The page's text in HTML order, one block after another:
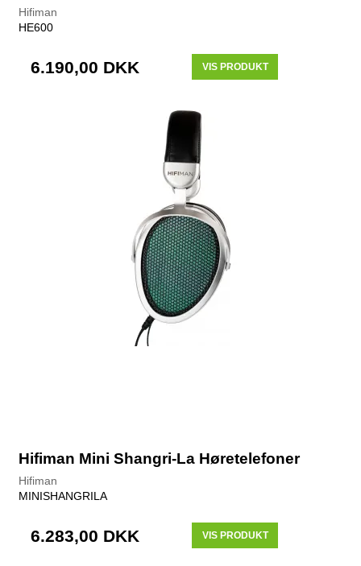
Hifiman
HE600
6.190,00 DKK VIS PRODUKT
Hifiman Mini Shangri-La Høretelefoner
Hifiman
MINISHANGRILA
6.283,00 DKK VIS PRODUKT